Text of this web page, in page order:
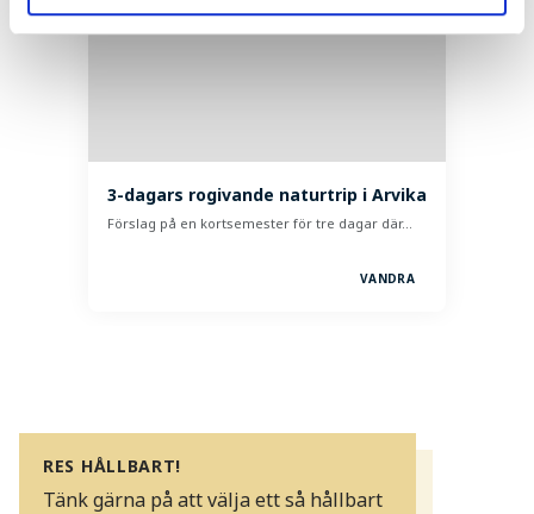
3-dagars rogivande naturtrip i Arvika
Förslag på en kortsemester för tre dagar där…
VANDRA
RES HÅLLBART!
Tänk gärna på att välja ett så hållbart